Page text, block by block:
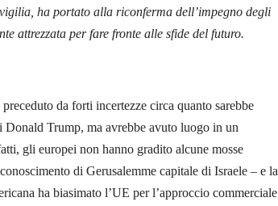
ha portato alla riconferma dell’impegno degli
attrezzata per fare fronte alle sfide del futuro.
da forti incertezze circa quanto sarebbe
Trump, ma avrebbe avuto luogo in un
gli europei non hanno gradito alcune mosse
di Gerusalemme capitale di Israele – e la
ha biasimato l’UE per l’approccio commerciale